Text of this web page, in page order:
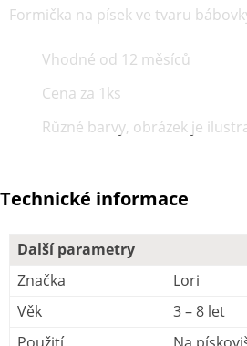
Formička na písek ve tvaru
Vhodné od 12 měsíců
Cena za 1ks
Různé barvy, obrázek je
Technické informace
Další parametry
Značka
Lori
Věk
3 – 8 let